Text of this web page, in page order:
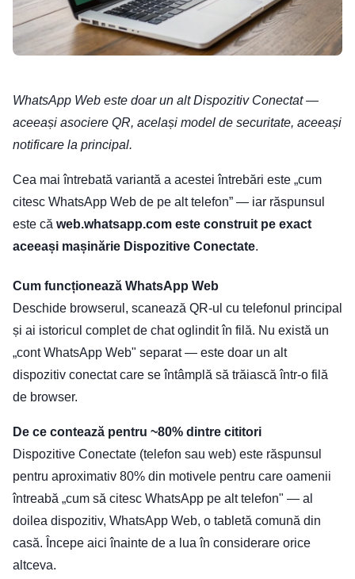
WhatsApp Web este doar un alt Dispozitiv Conectat —
aceeași asociere QR, același model de securitate, aceeași
notificare la principal.
Cea mai întrebată variantă a acestei întrebări este „cum
citesc WhatsApp Web de pe alt telefon” — iar răspunsul
este că web.whatsapp.com este construit pe exact
aceeași mașinărie Dispozitive Conectate.
Cum funcționează WhatsApp Web
Deschide browserul, scanează QR-ul cu telefonul principal
și ai istoricul complet de chat oglindit în filă. Nu există un
„cont WhatsApp Web" separat — este doar un alt
dispozitiv conectat care se întâmplă să trăiască într-o filă
de browser.
De ce contează pentru ~80% dintre cititori
Dispozitive Conectate (telefon sau web) este răspunsul
pentru aproximativ 80% din motivele pentru care oamenii
întreabă „cum să citesc WhatsApp pe alt telefon" — al
doilea dispozitiv, WhatsApp Web, o tabletă comună din
casă. Începe aici înainte de a lua în considerare orice
altceva.